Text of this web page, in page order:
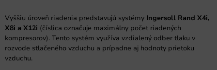
Vyššiu úroveň riadenia predstavujú systémy Ingersoll Rand X4i,
X8i a X12i (číslica označuje maximálny počet riadených
kompresorov). Tento systém využíva vzdialený odber tlaku v
rozvode stlačeného vzduchu a prípadne aj hodnoty prietoku
vzduchu.